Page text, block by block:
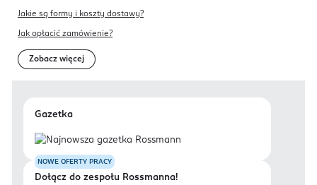
Jakie są formy i koszty dostawy?
Jak opłacić zamówienie?
Zobacz więcej
Gazetka
NOWE OFERTY PRACY
Dołącz do zespołu Rossmanna!